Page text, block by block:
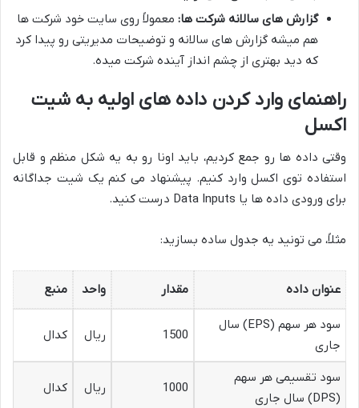
گزارش های سالانه شرکت ها: معمولاً روی سایت خود شرکت ها
هم میشه گزارش های سالانه و توضیحات مدیریتی رو پیدا کرد
که دید بهتری از چشم انداز آینده شرکت میده.
راهنمای وارد کردن داده های اولیه به شیت
اکسل
وقتی داده ها رو جمع کردیم، باید اونا رو به یه شکل منظم و قابل
استفاده توی اکسل وارد کنیم. پیشنهاد می کنم یک شیت جداگانه
برای ورودی داده ها یا Data Inputs درست کنید.
مثلاً، می تونید یه جدول ساده بسازید:
عنوان داده مقدار واحد منبع
سود هر سهم (EPS) سال
جاری
1500 ریال کدال
سود تقسیمی هر سهم
(DPS) سال جاری
1000 ریال کدال